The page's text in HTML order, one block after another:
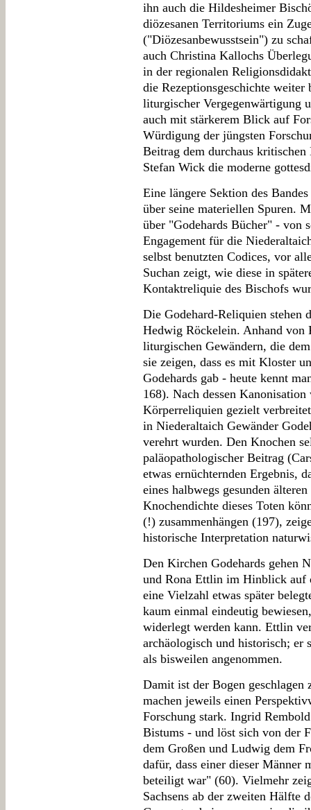
ihn auch die Hildesheimer
diözesanen Territoriums ein
("Diözesanbewusstsein") zu
auch Christina Kallochs
in der regionalen
die Rezeptionsgeschichte
liturgischer Vergegenwärtigung
auch mit stärkerem Blick auf
Würdigung der jüngsten
Beitrag dem durchaus
Stefan Wick die moderne
Eine längere Sektion des
über seine materiellen Spuren.
über "Godehards Bücher" - von
Engagement für die
selbst benutzten Codices, vor
Suchan zeigt, wie diese in
Kontaktreliquie des Bischofs
Die Godehard-Reliquien stehen
Hedwig Röckelein. Anhand von
liturgischen Gewändern, die
sie zeigen, dass es mit Kloster
Godehards gab - heute kennt
168). Nach dessen
Körperreliquien gezielt
in Niederaltaich Gewänder
verehrt wurden. Den Knochen
paläopathologischer Beitrag
etwas ernüchternden Ergebnis,
eines halbwegs gesunden
Knochendichte dieses Toten
(!) zusammenhängen (197),
historische Interpretation
Den Kirchen Godehards gehen
und Rona Ettlin im Hinblick auf
eine Vielzahl etwas später
kaum einmal eindeutig
widerlegt werden kann. Ettlin
archäologisch und historisch; er
als bisweilen angenommen.
Damit ist der Bogen
machen jeweils einen
Forschung stark. Ingrid
Bistums - und löst sich von der
dem Großen und Ludwig dem
dafür, dass einer dieser Männer
beteiligt war" (60). Vielmehr
Sachsens ab der zweiten Hälfte